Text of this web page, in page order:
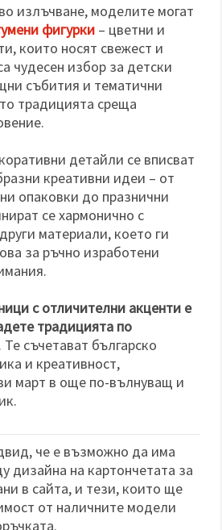
излъчване, моделите могат
фигурки – цветни и
които носят свежест и
чудесен избор за детски
събития и тематични
традицията среща
детайли се вписват
креативни идеи – от
опаковки до празнични
се хармонично с
материали, което ги
за ръчно изработени
с отличителни акценти е
традицията по
. Те съчетават българско
и креативност,
март в още по-вълнуващ и
че е възможно да има
дизайна на картончетата за
в сайта, и тези, които ще
от наличните модели